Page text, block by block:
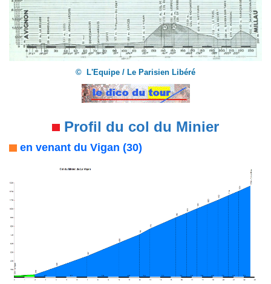
© L'Equipe / Le Parisien Libéré
Profil du col du Minier
en venant du Vigan (30)